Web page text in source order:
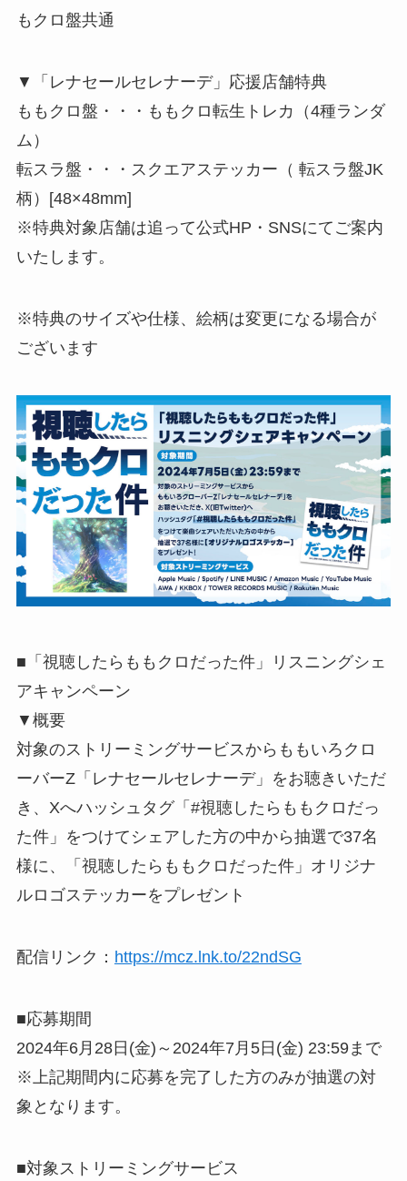
もクロ盤共通
▼「レナセールセレナーデ」応援店舗特典
ももクロ盤・・・ももクロ転生トレカ（4種ランダ
ム）
転スラ盤・・・スクエアステッカー（ 転スラ盤JK
柄）[48×48mm]
※特典対象店舗は追って公式HP・SNSにてご案内
いたします。
※特典のサイズや仕様、絵柄は変更になる場合が
ございます
■「視聴したらももクロだった件」リスニングシェ
アキャンペーン
▼概要
対象のストリーミングサービスからももいろクロ
ーバーZ「レナセールセレナーデ」をお聴きいただ
き、Xへハッシュタグ「#視聴したらももクロだっ
た件」をつけてシェアした方の中から抽選で37名
様に、「視聴したらももクロだった件」オリジナ
ルロゴステッカーをプレゼント
配信リンク： https://mcz.lnk.to/22ndSG
■応募期間
2024年6月28日(金)～2024年7月5日(金) 23:59まで
※上記期間内に応募を完了した方のみが抽選の対
象となります。
■対象ストリーミングサービス